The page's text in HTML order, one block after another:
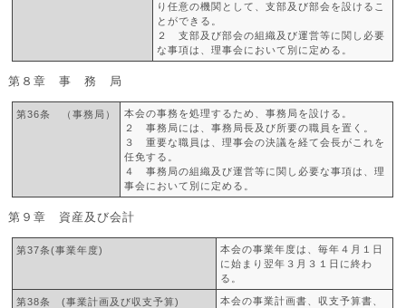
り任意の機関として、支部及び部会を設けるこ
とができる。
２ 支部及び部会の組織及び運営等に関し必要
な事項は、理事会において別に定める。
第８章 事 務 局
第36条 （事務局）
本会の事務を処理するため、事務局を設ける。
２ 事務局には、事務局長及び所要の職員を置く。
３ 重要な職員は、理事会の決議を経て会長がこれを
任免する。
４ 事務局の組織及び運営等に関し必要な事項は、理
事会において別に定める。
第９章 資産及び会計
第37条(事業年度)
本会の事業年度は、毎年４月１日
に始まり翌年３月３１日に終わ
る。
第38条 (事業計画及び収支予算)
本会の事業計画書、収支予算書、